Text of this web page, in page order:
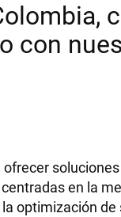
con
en la
optimización